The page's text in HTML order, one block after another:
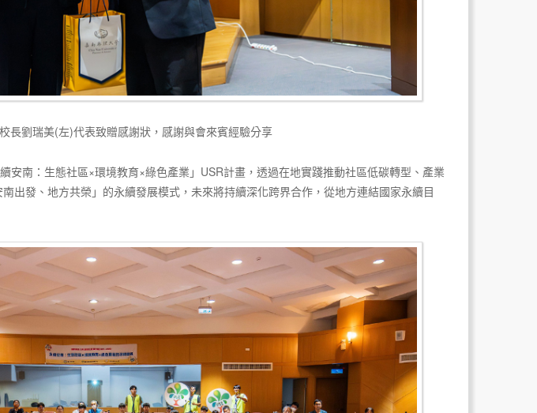
長劉瑞美(左)代表致贈感謝狀，感謝與會來賓經驗分享
安南：生態社區×環境教育×綠色產業」USR計畫，透過在地實踐推動社區低碳轉型、產業
出發、地方共榮」的永續發展模式，未來將持續深化跨界合作，從地方連結國家永續目